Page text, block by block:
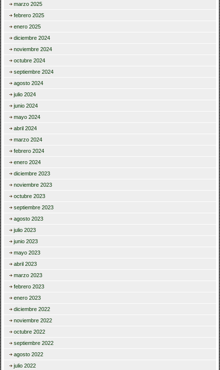
marzo 2025
febrero 2025
enero 2025
diciembre 2024
noviembre 2024
octubre 2024
septiembre 2024
agosto 2024
julio 2024
junio 2024
mayo 2024
abril 2024
marzo 2024
febrero 2024
enero 2024
diciembre 2023
noviembre 2023
octubre 2023
septiembre 2023
agosto 2023
julio 2023
junio 2023
mayo 2023
abril 2023
marzo 2023
febrero 2023
enero 2023
diciembre 2022
noviembre 2022
octubre 2022
septiembre 2022
agosto 2022
julio 2022